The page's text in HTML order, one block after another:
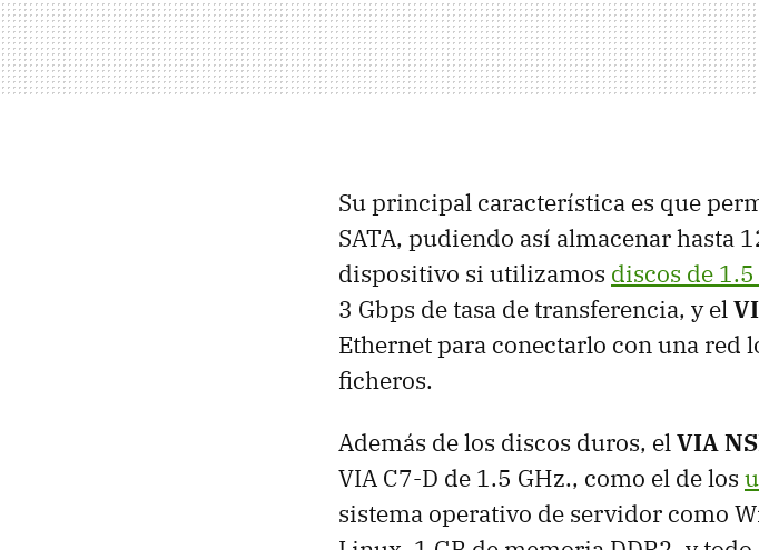
Su principal característica es que
SATA, pudiendo así almacenar hasta
dispositivo si utilizamos discos de
3 Gbps de tasa de transferencia, y el
Ethernet para conectarlo con una red
ficheros.
Además de los discos duros, elVIA
VIA C7-D de 1.5 GHz., como el de los
sistema operativo de servidor como